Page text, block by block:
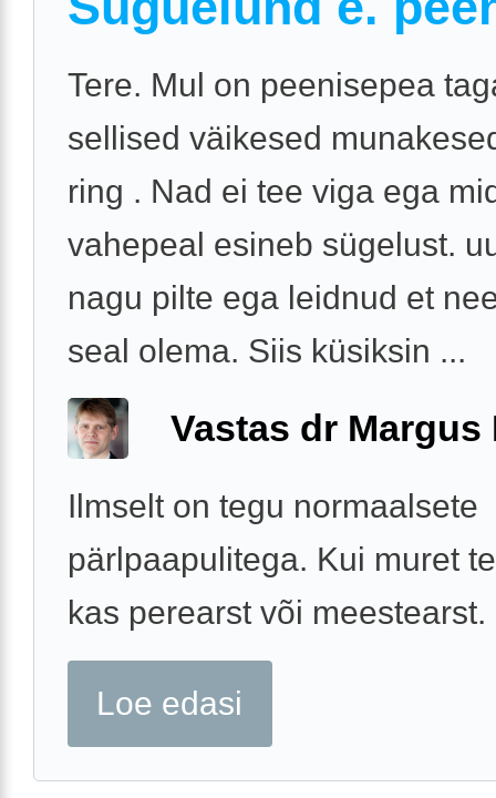
Tere. Mul on peenisepea
sellised väikesed
ring . Nad ei tee viga ega
vahepeal esineb sügelust.
nagu pilte ega leidnud et
seal olema. Siis küsiksin ...
Vastas dr Margus
Ilmselt on tegu normaalsete
pärlpaapulitega. Kui muret
kas perearst või meestearst.
Loe edasi